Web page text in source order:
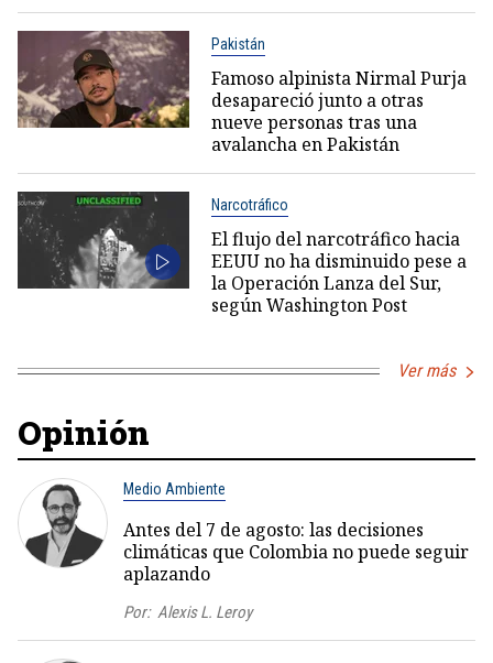
Pakistán
Famoso alpinista Nirmal Purja
desapareció junto a otras
nueve personas tras una
avalancha en Pakistán
Narcotráfico
El flujo del narcotráfico hacia
EEUU no ha disminuido pese a
la Operación Lanza del Sur,
según Washington Post
Ver más
Opinión
Medio Ambiente
Antes del 7 de agosto: las decisiones
climáticas que Colombia no puede seguir
aplazando
Por: Alexis L. Leroy